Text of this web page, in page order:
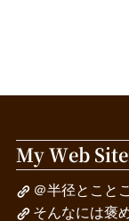
My Web
＠半径とこと
そんなには褒